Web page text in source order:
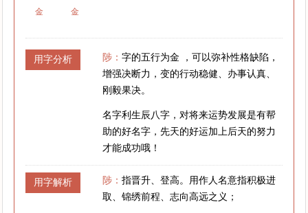
金 金
用字分析 陟：字的五行为金 ，可以弥补性格缺陷，
增强决断力，变的行动稳健、办事认真、
刚毅果决。
名字利生辰八字，对将来运势发展是有帮
助的好名字，先天的好运加上后天的努力
才能成功哦！
用字解析 陟：指晋升、登高。用作人名意指积极进
取、锦绣前程、志向高远之义；